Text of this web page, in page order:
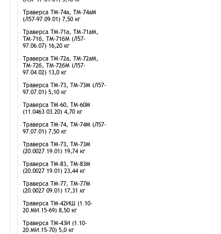
Траверса ТМ-74а, ТМ-74аМ
(Л57-97.09.01) 7,50 кг
Траверса ТМ-71а, ТМ-71аМ,
ТМ-71б, ТМ-71бМ (Л57-
97.06.07) 16,20 кг
Траверса ТМ-72а, ТМ-72аМ,
ТМ-72б, ТМ-72бМ (Л57-
97.04.02) 13,0 кг
Траверса ТМ-73, ТМ-73М (Л57-
97.07.01) 5,10 кг
Траверса ТМ-60, ТМ-60М
(11.0463 03.20) 4,70 кг
Траверса ТМ-74, ТМ-74М (Л57-
97.07.01) 7,50 кг
Траверса ТМ-73, ТМ-73М
(20.0027 19.01) 19,74 кг
Траверса ТМ-83, ТМ-83М
(20.0027 19.01) 23,44 кг
Траверса ТМ-77, ТМ-77М
(20.0027 09.01) 17,31 кг
Траверса ТМ-42ИШ (1.10-
20.МИ.15-69) 8,50 кг
Траверса ТМ-43И (1.10-
20.МИ.15-70) 5,0 кг